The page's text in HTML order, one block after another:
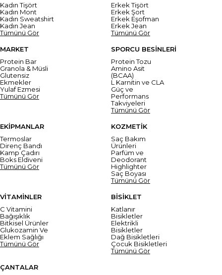
Kadın Tişört
Kadın Mont
Kadın Sweatshirt
Kadın Jean
Tümünü Gör
Erkek Tişört
Erkek Şort
Erkek Eşofman
Erkek Jean
Tümünü Gör
MARKET
Protein Bar
Granola & Müsli
Glutensiz
Ekmekler
Yulaf Ezmesi
Tümünü Gör
SPORCU BESİNLERİ
Protein Tozu
Amino Asit
(BCAA)
L Karnitin ve CLA
Güç ve
Performans
Takviyeleri
Tümünü Gör
EKİPMANLAR
Termoslar
Direnç Bandı
Kamp Çadırı
Boks Eldiveni
Tümünü Gör
KOZMETİK
Saç Bakım
Ürünleri
Parfüm ve
Deodorant
Highlighter
Saç Boyası
Tümünü Gör
VİTAMİNLER
C Vitamini
Bağışıklık
Bitkisel Ürünler
Glukozamin Ve
Eklem Sağlığı
Tümünü Gör
BİSİKLET
Katlanır
Bisikletler
Elektrikli
Bisikletler
Dağ Bisikletleri
Çocuk Bisikletleri
Tümünü Gör
ÇANTALAR